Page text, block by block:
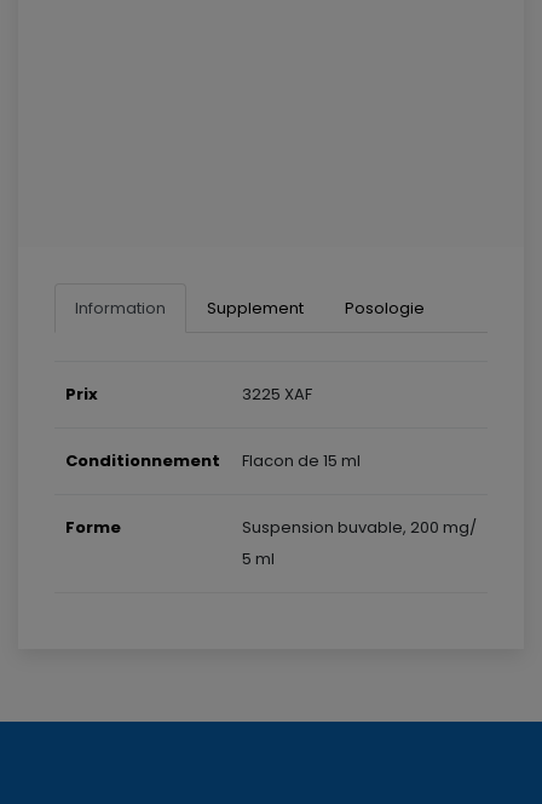
Information Supplement Posologie
Prix 3225 XAF
Conditionnement Flacon de 15 ml
Forme
Suspension buvable, 200 mg/
5 ml